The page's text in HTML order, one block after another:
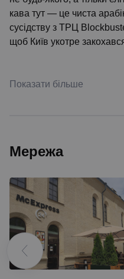
кава тут — це чиста
сусідству з ТРЦ
щоб Київ укотре
Показати більше
Мережа